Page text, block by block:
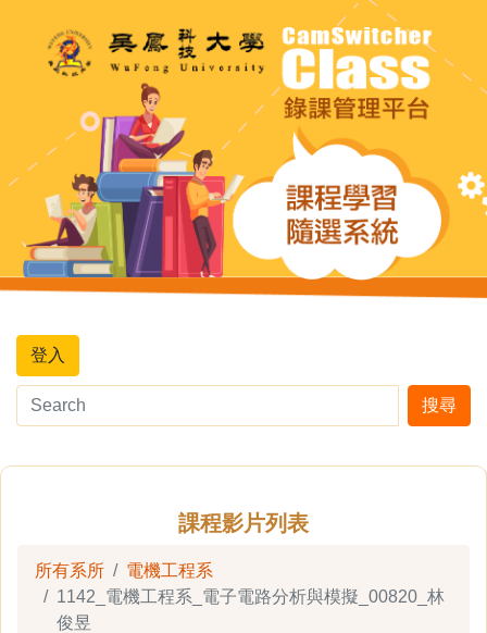
登入
搜尋
課程影片列表
所有系所
電機工程系
1142_電機工程系_電子電路分析與模擬_00820_林
俊昱